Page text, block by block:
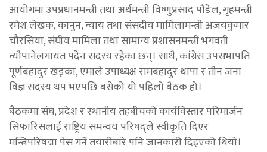
आयोगमा उपप्रधानमन्त्री तथा अर्थमन्त्री विष्णुप्रसाद पौडेल, गृहमन्त्री
रमेश लेखक, कानुन, न्याय तथा संसदीय मामिलामन्त्री अजयकुमार
चौरसिया, संघीय मामिला तथा सामान्य प्रशासनमन्त्री भगवती
न्यौपानेलगायत पदेन सदस्य रहेका छन्। साथै, कांग्रेस उपसभापति
पूर्णबहादुर खड्का, एमाले उपाध्यक्ष रामबहादुर थापा र तीन जना
विज्ञ सदस्य थप भएपछि बसेको यो पहिलो बैठक हो।
बैठकमा संघ, प्रदेश र स्थानीय तहबीचको कार्यविस्तार परिमार्जन
सिफारिसलाई राष्ट्रिय समन्वय परिषद्ले स्वीकृति दिएर
मन्त्रिपरिषद्मा पेस गर्ने तयारीबारे पनि जानकारी दिइएको थियो।